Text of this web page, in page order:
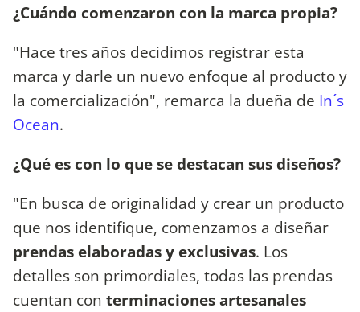
¿Cuándo comenzaron con la marca propia?
"Hace tres años decidimos registrar esta
marca y darle un nuevo enfoque al producto y
la comercialización", remarca la dueña de In´s
Ocean.
¿Qué es con lo que se destacan sus diseños?
"En busca de originalidad y crear un producto
que nos identifique, comenzamos a diseñar
prendas elaboradas y exclusivas. Los
detalles son primordiales, todas las prendas
cuentan con terminaciones artesanales